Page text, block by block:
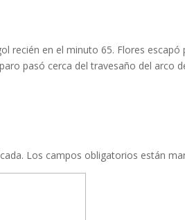
recién en el minuto 65. Flores
pasó cerca del travesaño del arco
Los campos obligatorios están